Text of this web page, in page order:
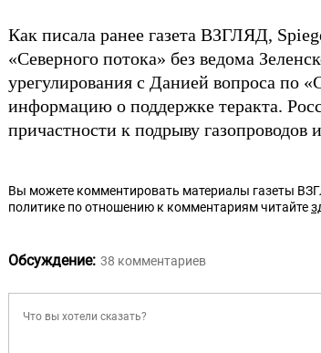
Как писала ранее газета ВЗГЛЯД,
«Северного потока» без ведома
урегулирования с Данией вопроса по
информацию о поддержке теракта.
причастности к подрыву газопроводов
Вы можете комментировать материалы газеты
политике по отношению к комментариям читайте
Обсуждение: 38 комментариев